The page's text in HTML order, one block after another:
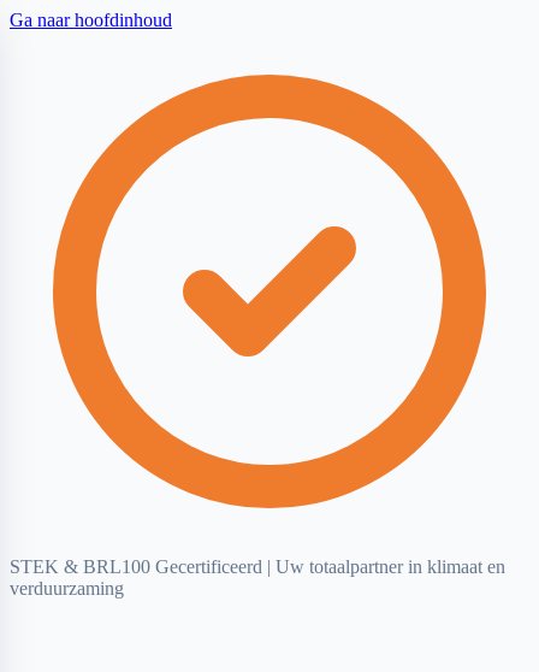
Ga naar hoofdinhoud
STEK & BRL100 Gecertificeerd | Uw totaalpartner in klimaat en
verduurzaming